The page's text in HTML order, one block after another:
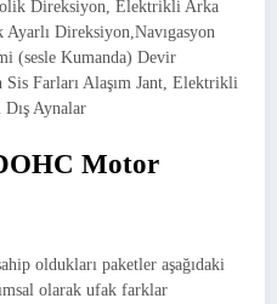
Direksiyon, Elektrikli Arka
Direksiyon,Navıgasyon
(sesle Kumanda) Devir
Sis Farları Alaşım Jant, Elektrikli
Aynalar
Motor
oldukları paketler aşağıdaki
olarak ufak farklar